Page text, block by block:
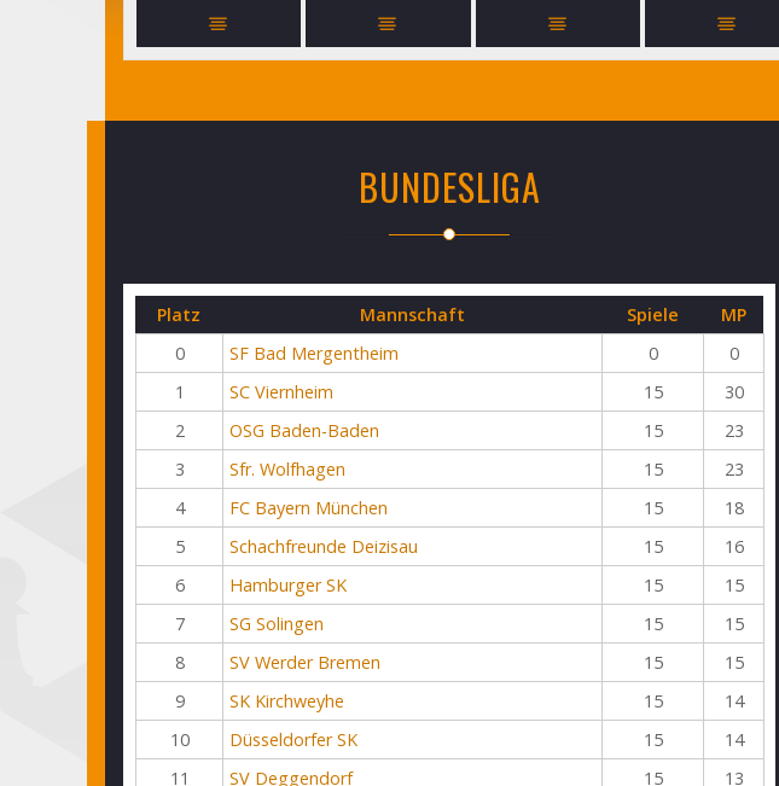
BUNDESLIGA
Platz Mannschaft Spiele
MP
0
SF Bad Mergentheim 0
0
1
SC Viernheim 15
30
2
OSG Baden-Baden 15
23
3
Sfr. Wolfhagen 15
23
4
FC Bayern München 15
18
5
Schachfreunde Deizisau 15
16
6
Hamburger SK 15
15
7
SG Solingen 15
15
8
SV Werder Bremen 15
15
9
SK Kirchweyhe 15
14
10
Düsseldorfer SK 15
14
11
SV Deggendorf 15
13